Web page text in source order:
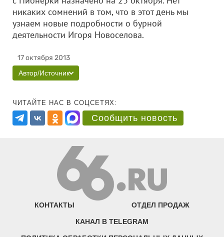
никаких сомнений в том, что в этот день мы
узнаем новые подробности о бурной
деятельности Игоря Новоселова.
17 октября 2013
Автор/Источник
ЧИТАЙТЕ НАС В СОЦСЕТЯХ:
Сообщить новость
КОНТАКТЫ ОТДЕЛ ПРОДАЖ
КАНАЛ В TELEGRAM